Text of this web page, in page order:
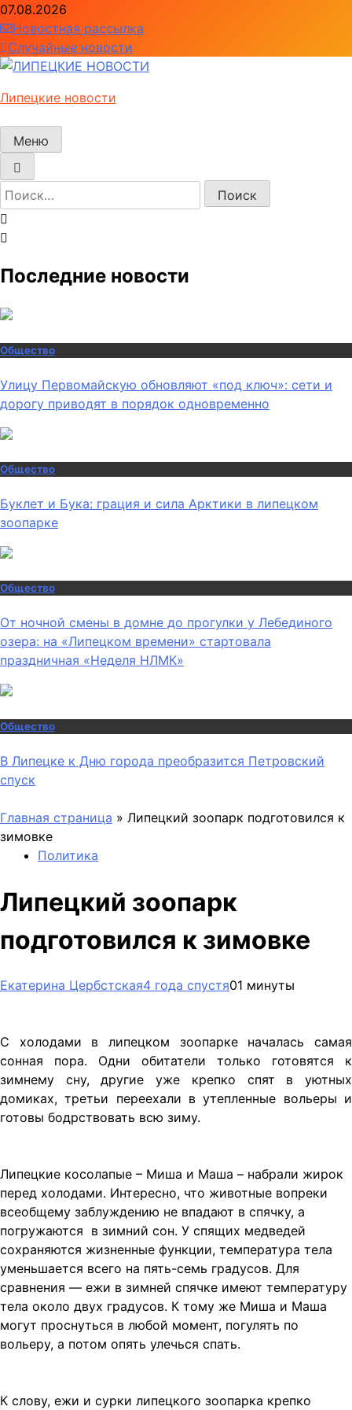
Перейти
к
содержимому
07.08.2026
Новостная рассылка
Случайные новости
Липецкие новости
Меню
Найти:
Последние новости
Общество
Улицу Первомайскую обновляют «под ключ»: сети и
дорогу приводят в порядок одновременно
Общество
Буклет и Бука: грация и сила Арктики в липецком
зоопарке
Общество
От ночной смены в домне до прогулки у Лебединого
озера: на «Липецком времени» стартовала
праздничная «Неделя НЛМК»
Общество
В Липецке к Дню города преобразится Петровский
спуск
Главная страница » Липецкий зоопарк подготовился к
зимовке
Политика
Липецкий зоопарк
подготовился к зимовке
Екатерина Цербстская4 года спустя01 минуты
С холодами в липецком зоопарке началась самая
сонная пора. Одни обитатели только готовятся к
зимнему сну, другие уже крепко спят в уютных
домиках, третьи переехали в утепленные вольеры и
готовы бодрствовать всю зиму.
Липецкие косолапые – Миша и Маша – набрали жирок
перед холодами. Интересно, что животные вопреки
всеобщему заблуждению не впадают в спячку, а
погружаются в зимний сон. У спящих медведей
сохраняются жизненные функции, температура тела
уменьшается всего на пять-семь градусов. Для
сравнения — ежи в зимней спячке имеют температуру
тела около двух градусов. К тому же Миша и Маша
могут проснуться в любой момент, погулять по
вольеру, а потом опять улечься спать.
К слову, ежи и сурки липецкого зоопарка крепко